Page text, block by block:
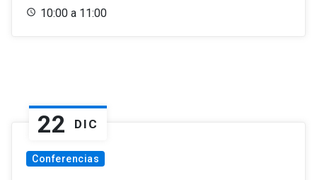
10:00 a 11:00
22 DIC
Conferencias